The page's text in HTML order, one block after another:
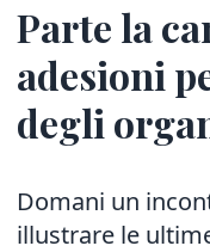
Parte la
adesioni
degli
Domani un
illustrare le